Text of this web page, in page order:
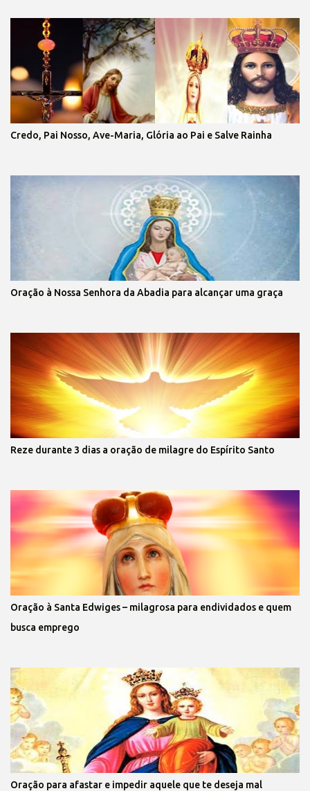
Credo, Pai Nosso, Ave-Maria, Glória ao Pai e Salve Rainha
Oração à Nossa Senhora da Abadia para alcançar uma graça
Reze durante 3 dias a oração de milagre do Espírito Santo
Oração à Santa Edwiges – milagrosa para endividados e quem
busca emprego
Oração para afastar e impedir aquele que te deseja mal